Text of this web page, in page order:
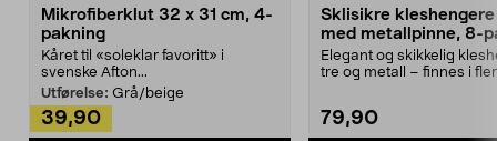
Mikrofiberklut 32 x 31 cm, 4-
pakning
Kåret til «soleklar favoritt» i
svenske Afton...
Utførelse: Grå/beige
39,90
Sklisikre
med metallpinne, 8-
Elegant og skikkelig
tre og metall – finnes i
79,90